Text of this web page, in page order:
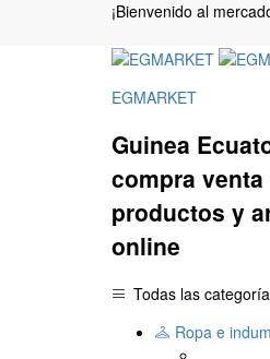
¡Bienvenido al
EGMARKET
Guinea
compra venta
productos y
online
Todas las
Ropa e